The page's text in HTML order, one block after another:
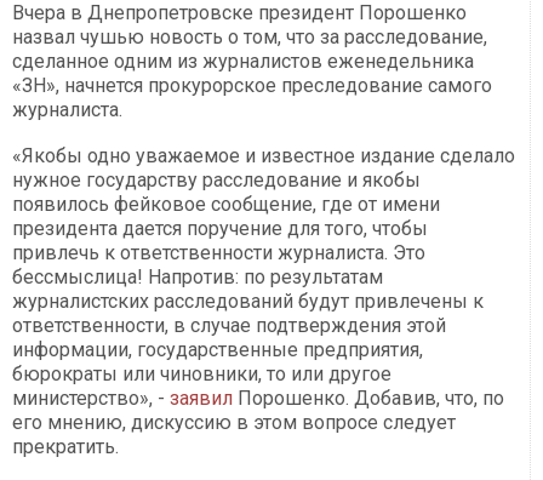
Вчера в Днепропетровске президент Порошенко
назвал чушью новость о том, что за расследование,
сделанное одним из журналистов еженедельника
«ЗН», начнется прокурорское преследование самого
журналиста.
«Якобы одно уважаемое и известное издание сделало
нужное государству расследование и якобы
появилось фейковое сообщение, где от имени
президента дается поручение для того, чтобы
привлечь к ответственности журналиста. Это
бессмыслица! Напротив: по результатам
журналистских расследований будут привлечены к
ответственности, в случае подтверждения этой
информации, государственные предприятия,
бюрократы или чиновники, то или другое
министерство», - заявил Порошенко. Добавив, что, по
его мнению, дискуссию в этом вопросе следует
прекратить.